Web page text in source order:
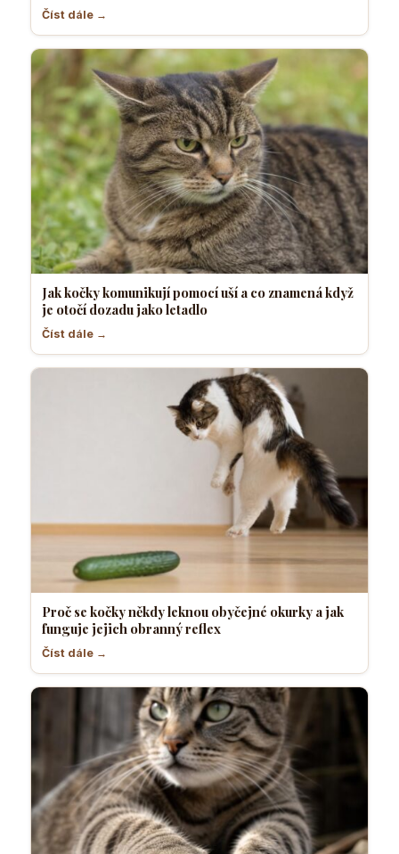
Číst dále →
Jak kočky komunikují pomocí uší a co znamená když
je otočí dozadu jako letadlo
Číst dále →
Proč se kočky někdy leknou obyčejné okurky a jak
funguje jejich obranný reflex
Číst dále →